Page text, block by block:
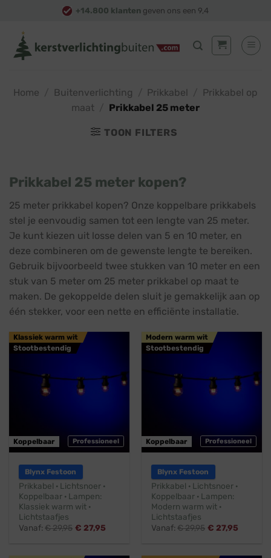
content
+14.800 klanten geven ons een 9,4
Home Buitenverlichting Prikkabel
Prikkabel op
maat
Prikkabel 25 meter
TOON FILTERS
Prikkabel 25 meter kopen?
25 meter prikkabel kopen? Onze koppelbare prikkabels
stel je eenvoudig samen tot een lengte van 25 meter.
Je kunt kiezen uit losse delen van 5 en 10 meter, en
deze combineren om de gewenste lengte te bereiken.
Gebruik bijvoorbeeld twee stukken van 10 meter en een
stuk van 5 meter om 25 meter prikkabel op maat te
maken. De gekoppelde delen sluit je gemakkelijk aan op
één stekker, voor een nette en efficiënte installatie.
Professioneel
Klassiek warm wit
Stootbestendig
Koppelbaar
Blynx Festoon
Prikkabel · Lichtsnoer ·
Koppelbaar · Lampen:
Klassiek warm wit ·
Lichtstaafjes
Vanaf:€29,95 € 27,95
Professioneel
Modern warm wit
Stootbestendig
Koppelbaar
Blynx Festoon
Prikkabel · Lichtsnoer ·
Koppelbaar · Lampen:
Modern warm wit ·
Lichtstaafjes
Vanaf:€29,95 € 27,95